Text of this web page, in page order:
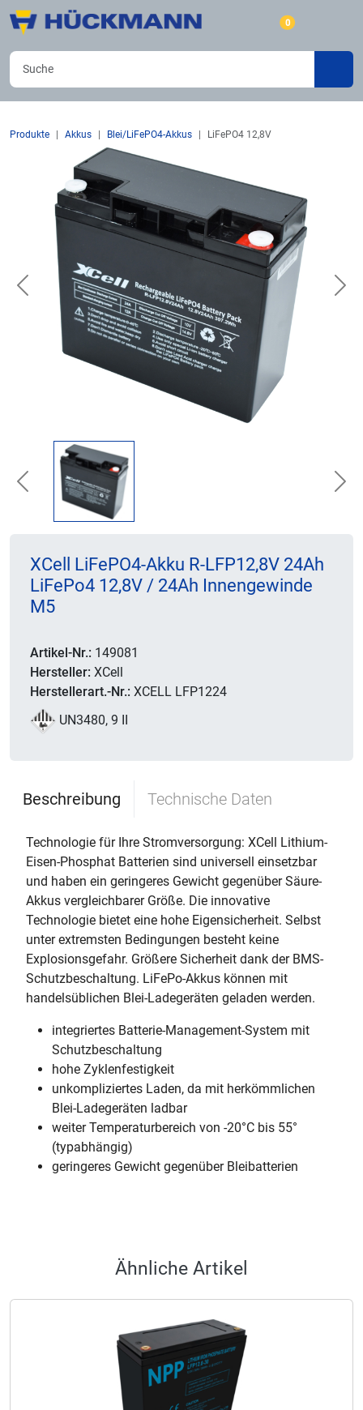
0
Produkte Akkus Blei/LiFePO4-Akkus LiFePO4 12,8V
Previous
Previous
XCell LiFePO4-Akku R-LFP12,8V 24Ah
LiFePo4 12,8V / 24Ah Innengewinde
M5
Artikel-Nr.: 149081
Hersteller: XCell
Herstellerart.-Nr.: XCELL LFP1224
UN3480, 9 II
Beschreibung Technische Daten
Technologie für Ihre Stromversorgung: XCell Lithium-
Eisen-Phosphat Batterien sind universell einsetzbar
und haben ein geringeres Gewicht gegenüber Säure-
Akkus vergleichbarer Größe. Die innovative
Technologie bietet eine hohe Eigensicherheit. Selbst
unter extremsten Bedingungen besteht keine
Explosionsgefahr. Größere Sicherheit dank der BMS-
Schutzbeschaltung. LiFePo-Akkus können mit
handelsüblichen Blei-Ladegeräten geladen werden.
integriertes Batterie-Management-System mit
Schutzbeschaltung
hohe Zyklenfestigkeit
unkompliziertes Laden, da mit herkömmlichen
Blei-Ladegeräten ladbar
weiter Temperaturbereich von -20°C bis 55°
(typabhängig)
geringeres Gewicht gegenüber Bleibatterien
Ähnliche Artikel